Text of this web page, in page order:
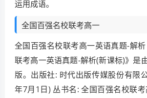
运用成语。
全国百强名校联考高一
全国百强名校联考高一英语真题-解
联考高一英语真题-解析(新课标)》是
版。出版社: 时代出版传媒股份有限
年7月1日) 丛书名: 全国百强名校联